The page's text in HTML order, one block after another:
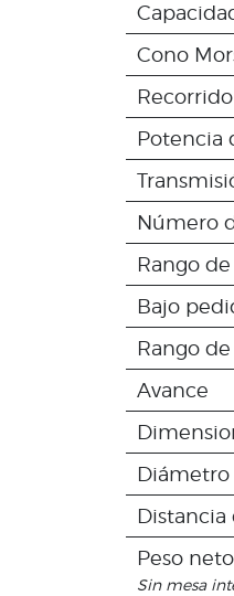
Cono
Potencia
Número
Rango
Bajo
Rango
Avance
Peso neto
Sin mesa